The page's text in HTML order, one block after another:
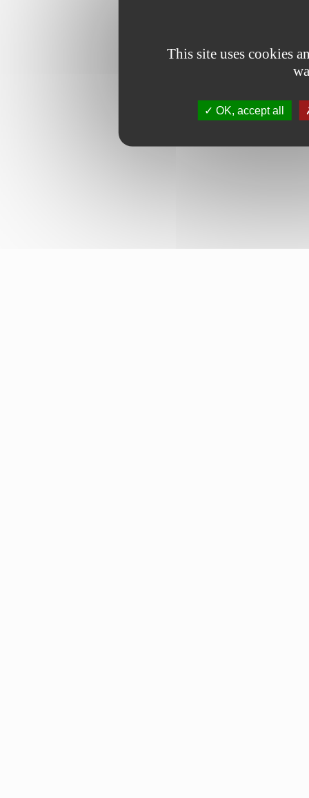
This site uses cookies
OK, accept all